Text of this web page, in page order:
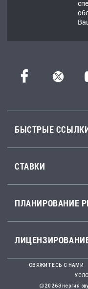
БЫСТРЫЕ
СТАВКИ
ПЛАНИРОВАНИЕ
СВЯЖИТЕСЬ С НАМИ
2026Энергия